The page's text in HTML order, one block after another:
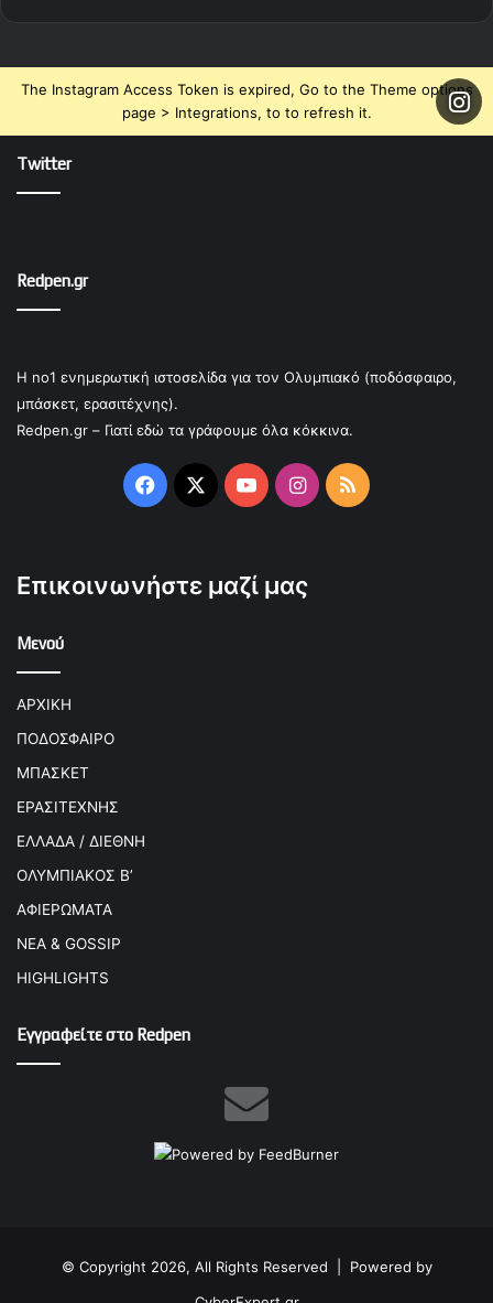
The Instagram Access Token is expired, Go to the Theme options
page > Integrations, to to refresh it.
Twitter
Redpen.gr
Η no1 ενημερωτική ιστοσελίδα για τον Ολυμπιακό (ποδόσφαιρο,
μπάσκετ, ερασιτέχνης).
Redpen.gr – Γιατί εδώ τα γράφουμε όλα κόκκινα.
Facebook
X YouTubeInstagram
RSS
Επικοινωνήστε μαζί μας
Μενού
ΑΡΧΙΚΗ
ΠΟΔΟΣΦΑΙΡΟ
ΜΠΑΣΚΕΤ
ΕΡΑΣΙΤΕΧΝΗΣ
ΕΛΛΑΔΑ / ΔΙΕΘΝΗ
ΟΛΥΜΠΙΑΚΟΣ Β’
ΑΦΙΕΡΩΜΑΤΑ
ΝΕΑ & GOSSIP
HIGHLIGHTS
Εγγραφείτε στο Redpen
© Copyright 2026, All Rights Reserved | Powered by